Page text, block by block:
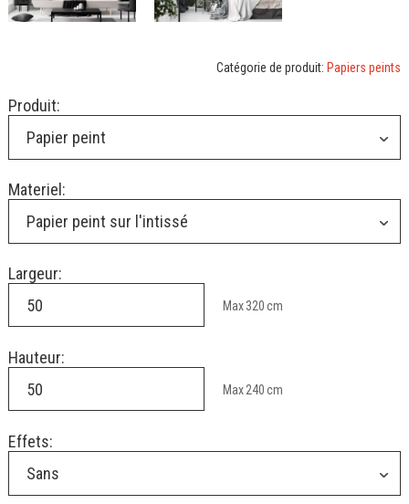
Catégorie de produit: Papiers peints
Produit:
Papier peint
Materiel:
Papier peint sur l'intissé
Largeur:
Max320cm
Hauteur:
Max240cm
Effets:
Sans